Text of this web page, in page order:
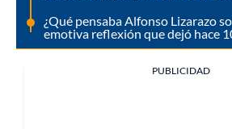
¿Qué pensaba Alfonso Lizarazo
emotiva reflexión que dejó hace
PUBLICIDAD